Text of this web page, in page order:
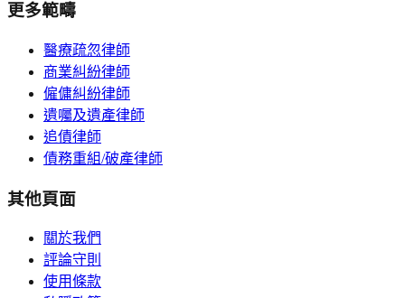
更多範疇
醫療疏忽律師
商業糾紛律師
僱傭糾紛律師
遺囑及遺產律師
追債律師
債務重組/破產律師
其他頁面
關於我們
評論守則
使用條款